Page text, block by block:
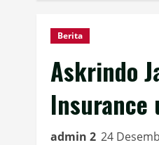
Berita
Askrindo
Insurance
admin 2 24